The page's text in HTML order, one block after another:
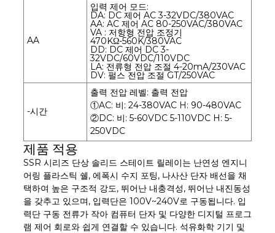
AA
입력 제어 모드:
DA: DC 제어 AC 3-32VDC/380VAC
AA: AC 제어 AC 80-250VAC/380VAC
VA : 저항형 전압 조정기
470KΩ-560K/380VAC
DD: DC 제어 DC 3-
32VDC/60VDC/110VDC
LA: 전류형 전압 조절 4-20mA/230VAC
DV: 펄스 전압 조절 GT/250VAC
-시간
출력 전압 레벨: 출력 전압
①AC: 비: 24-380VAC H: 90-480VAC
②DC: 비: 5-60VDC 5-110VDC H: 5-
250VDC
제품 적용
SSR 시리즈 단상 솔리드 스테이트 릴레이는 난연성 엔지니
어링 플라스틱 쉘, 에폭시 수지 포팅, 나사산 단자 배선을 채
택하여 높은 구조적 강도, 뛰어난 내충격성, 뛰어난 내진동성
을 갖추고 있으며, 입력단은 100V~240V로 구동됩니다. 입
력단 구동 전류가 작아 컴퓨터 단자 및 다양한 디지털 프로그
램 제어 회로와 쉽게 연결할 수 있습니다. 석유화학 기기 및